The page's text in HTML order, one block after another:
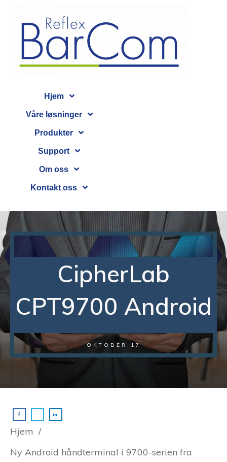
Hjem
Våre løsninger
Produkter
Support
Om oss
Kontakt oss
CipherLab
CPT9700 Android
OKTOBER 17
Hjem /
Ny Android håndterminal i 9700-serien fra